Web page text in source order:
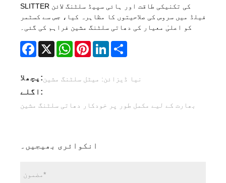
SLITTER کی تکنیکی طاقت اور ہائی سپیڈ سلٹنگ لائن
فیلڈ میں سروس کی صلاحیتوں کا مظاہرہ کیا، جس سے کسٹمر
کو اعلیٰ معیار کی دھاتی سلٹنگ مشین فراہم کی گئی۔
Facebook
X WhatsAppPinterestLinkedIn
پچھلا: نیا ڈیزائن: میٹل سلٹنگ مشین
اگلے:
بھارت کے لیے مکمل طور پر خودکار دھاتی سلٹنگ مشین
انکوائری بھیجیں۔